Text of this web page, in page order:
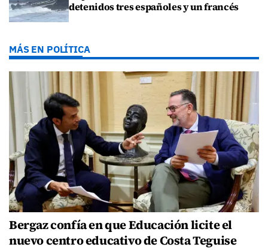
detenidos tres españoles y un francés
MÁS EN POLÍTICA
Bergaz confía en que Educación licite el
nuevo centro educativo de Costa Teguise